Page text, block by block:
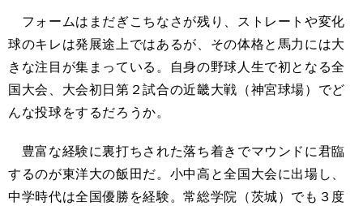
フォームはまだぎこちなさが残り、ストレートや変化
球のキレは発展途上ではあるが、その体格と馬力には大
きな注目が集まっている。自身の野球人生で初となる全
国大会、大会初日第２試合の近畿大戦（神宮球場）でど
んな投球をするだろうか。
豊富な経験に裏打ちされた落ち着きでマウンドに君臨
するのが東洋大の飯田だ。小中高と全国大会に出場し、
中学時代は全国優勝を経験。常総学院（茨城）でも３度